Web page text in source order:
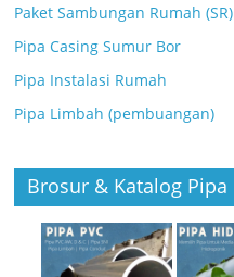
Paket Sambungan Rumah (SR)
Pipa Casing Sumur Bor
Pipa Instalasi Rumah
Pipa Limbah (pembuangan)
Brosur & Katalog Pipa